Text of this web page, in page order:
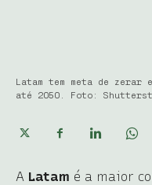
Latam tem meta de zerar
até 2050. Foto:
A Latam é a maior